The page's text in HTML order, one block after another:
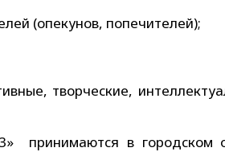
(опекунов, попечителей);
творческие,
принимаются в городском